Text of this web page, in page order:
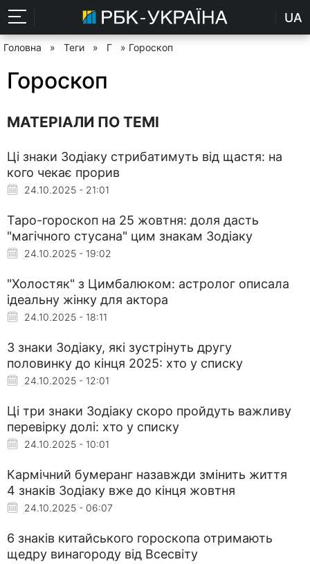
UA
Головна » Теги » Г » Гороскоп
Гороскоп
МАТЕРІАЛИ ПО ТЕМІ
Ці знаки Зодіаку стрибатимуть від щастя: на
кого чекає прорив
24.10.2025 - 21:01
Таро-гороскоп на 25 жовтня: доля дасть
"магічного стусана" цим знакам Зодіаку
24.10.2025 - 19:02
"Холостяк" з Цимбалюком: астролог описала
ідеальну жінку для актора
24.10.2025 - 18:11
3 знаки Зодіаку, які зустрінуть другу
половинку до кінця 2025: хто у списку
24.10.2025 - 12:01
Ці три знаки Зодіаку скоро пройдуть важливу
перевірку долі: хто у списку
24.10.2025 - 10:01
Кармічний бумеранг назавжди змінить життя
4 знаків Зодіаку вже до кінця жовтня
24.10.2025 - 06:07
6 знаків китайського гороскопа отримають
щедру винагороду від Всесвіту